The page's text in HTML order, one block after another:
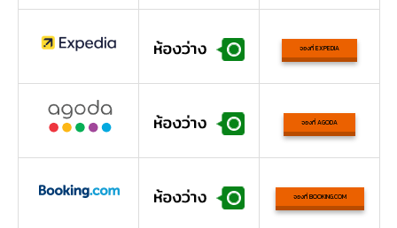
จองที่ EXPEDIA
จองที่ AGODA
จองที่ BOOKING.COM